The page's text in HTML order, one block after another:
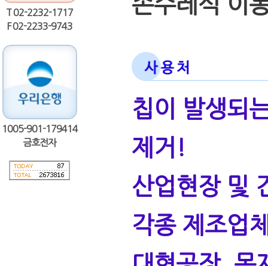
T 02-2232-1717
F 02-2233-9743
1005-901-179414
금호전자
손수레식 이
칩이 발생되
제거!
산업현장 및
각종 제조업